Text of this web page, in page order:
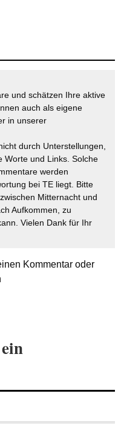
und schätzen Ihre aktive
auch als eigene
in unserer
durch Unterstellungen,
Worte und Links. Solche
werden
bei TE liegt. Bitte
Mitternacht und
Aufkommen, zu
Vielen Dank für Ihr
Kommentar oder